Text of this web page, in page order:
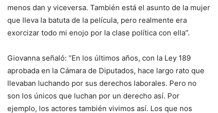
menos dan y viceversa. También está el asunto de la mujer
que lleva la batuta de la película, pero realmente era
exorcizar todo mi enojo por la clase política con ella”.
Giovanna señaló: “En los últimos años, con la Ley 189
aprobada en la Cámara de Diputados, hace largo rato que
llevaban luchando por sus derechos laborales. Pero no
son los únicos que luchan por un derecho así. Por
ejemplo, los actores también vivimos así. Los que nos